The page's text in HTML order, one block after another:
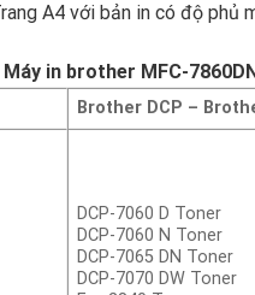
A4 với bản in có độ phủ
in brother MFC-
Brother DCP –
DCP-7060 D Toner
DCP-7060 N Toner
DCP-7065 DN Toner
DCP-7070 DW Toner